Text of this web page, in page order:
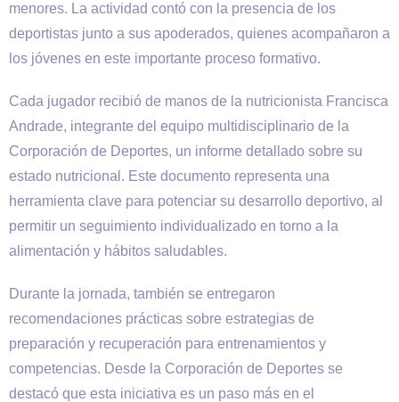
menores. La actividad contó con la presencia de los
deportistas junto a sus apoderados, quienes acompañaron a
los jóvenes en este importante proceso formativo.
Cada jugador recibió de manos de la nutricionista Francisca
Andrade, integrante del equipo multidisciplinario de la
Corporación de Deportes, un informe detallado sobre su
estado nutricional. Este documento representa una
herramienta clave para potenciar su desarrollo deportivo, al
permitir un seguimiento individualizado en torno a la
alimentación y hábitos saludables.
Durante la jornada, también se entregaron
recomendaciones prácticas sobre estrategias de
preparación y recuperación para entrenamientos y
competencias. Desde la Corporación de Deportes se
destacó que esta iniciativa es un paso más en el